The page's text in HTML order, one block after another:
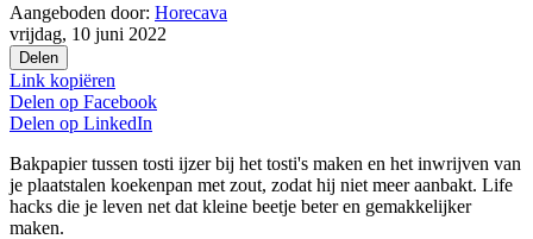
Aangeboden door: Horecava
vrijdag, 10 juni 2022
Delen
Link kopiëren
Delen op Facebook
Delen op LinkedIn
Bakpapier tussen tosti ijzer bij het tosti's maken en het inwrijven van
je plaatstalen koekenpan met zout, zodat hij niet meer aanbakt. Life
hacks die je leven net dat kleine beetje beter en gemakkelijker
maken.